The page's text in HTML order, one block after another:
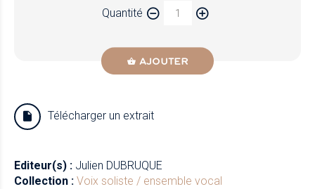
Quantité
AJOUTER
Télécharger un extrait
Editeur(s) : Julien DUBRUQUE
Collection : Voix soliste / ensemble vocal